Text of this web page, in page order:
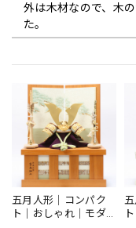
外は木材なので、木
た。
2026/
博多織がなんとも美
トなサイズなので、
出会えて良かったです
五月人形｜コンパク
ト｜おしゃれ｜モダ